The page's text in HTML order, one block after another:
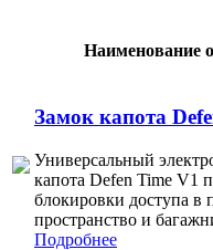
Наименование
Замок капота
Универсальный
капота Defen Time V1
блокировки доступа в
пространство и
Подробнее